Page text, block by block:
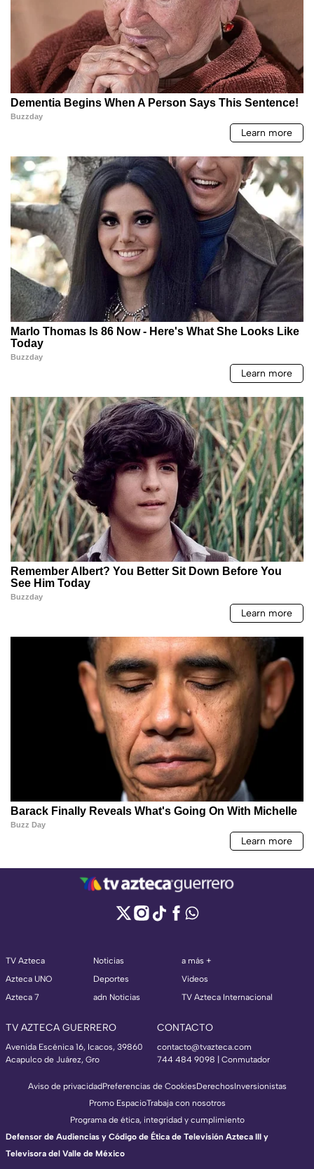
TV Azteca
Azteca UNO
Azteca 7
Noticias
Deportes
adn Noticias
a más +
Videos
TV Azteca Internacional
TV AZTECA GUERRERO
Avenida Escénica 16, Icacos, 39860
Acapulco de Juárez, Gro
CONTACTO
contacto@tvazteca.com
744 484 9098 | Conmutador
Aviso de privacidadPreferencias de CookiesDerechosInversionistas
Promo EspacioTrabaja con nosotros
Programa de ética, integridad y cumplimiento
Defensor de Audiencias y Código de Ética de Televisión Azteca III y
Televisora del Valle de México